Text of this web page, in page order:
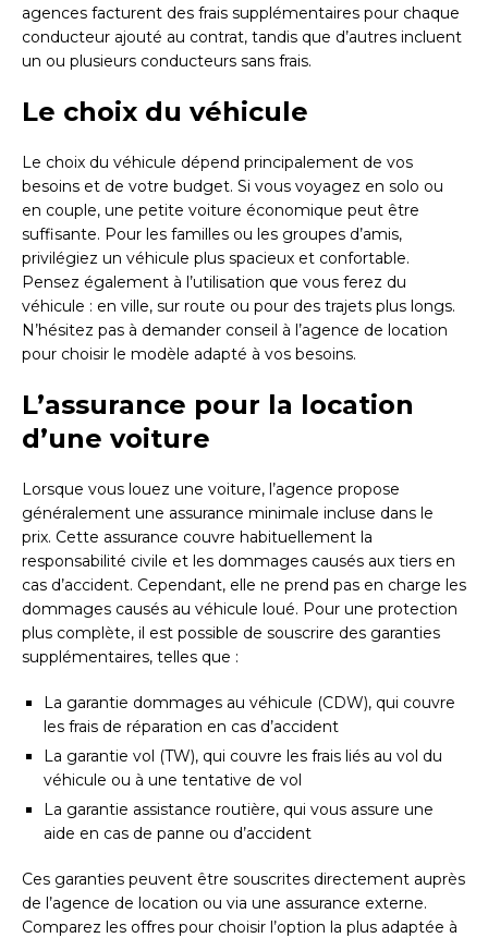
agences facturent des frais supplémentaires pour chaque
conducteur ajouté au contrat, tandis que d’autres incluent
un ou plusieurs conducteurs sans frais.
Le choix du véhicule
Le choix du véhicule dépend principalement de vos
besoins et de votre budget. Si vous voyagez en solo ou
en couple, une petite voiture économique peut être
suffisante. Pour les familles ou les groupes d’amis,
privilégiez un véhicule plus spacieux et confortable.
Pensez également à l’utilisation que vous ferez du
véhicule : en ville, sur route ou pour des trajets plus longs.
N’hésitez pas à demander conseil à l’agence de location
pour choisir le modèle adapté à vos besoins.
L’assurance pour la location
d’une voiture
Lorsque vous louez une voiture, l’agence propose
généralement une assurance minimale incluse dans le
prix. Cette assurance couvre habituellement la
responsabilité civile et les dommages causés aux tiers en
cas d’accident. Cependant, elle ne prend pas en charge les
dommages causés au véhicule loué. Pour une protection
plus complète, il est possible de souscrire des garanties
supplémentaires, telles que :
La garantie dommages au véhicule (CDW), qui couvre
les frais de réparation en cas d’accident
La garantie vol (TW), qui couvre les frais liés au vol du
véhicule ou à une tentative de vol
La garantie assistance routière, qui vous assure une
aide en cas de panne ou d’accident
Ces garanties peuvent être souscrites directement auprès
de l’agence de location ou via une assurance externe.
Comparez les offres pour choisir l’option la plus adaptée à